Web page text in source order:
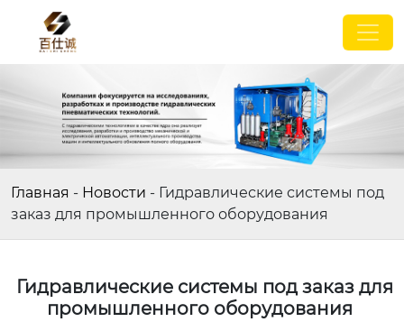
Главная - Новости - Гидравлические системы под
заказ для промышленного оборудования
Гидравлические системы под заказ для
промышленного оборудования